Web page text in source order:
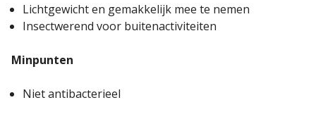
Lichtgewicht en gemakkelijk mee te nemen
Insectwerend voor buitenactiviteiten
Minpunten
Niet antibacterieel